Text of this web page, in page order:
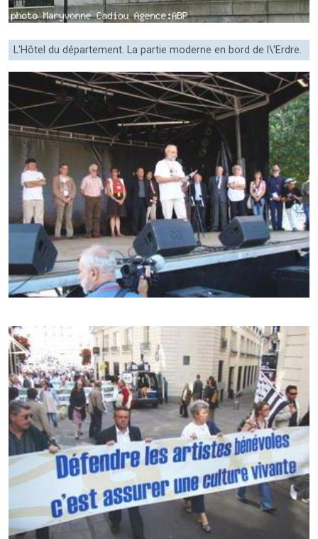
L'Hôtel du département. La partie moderne en bord de l\'Erdre.